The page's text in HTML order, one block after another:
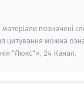
матеріали
цитування можна
"Люкс"», 24 Канал.